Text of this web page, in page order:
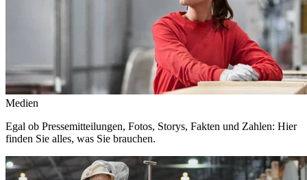
Medien
Egal ob Pressemitteilungen, Fotos, Storys, Fakten und Zahlen: Hier
finden Sie alles, was Sie brauchen.